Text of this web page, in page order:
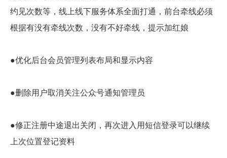
约见次数等，线上线下服务体系全面打通，前台牵线必须
根据有没有牵线次数，没有不好牵线，提示加红娘
●优化后台会员管理列表布局和显示内容
●删除用户取消关注公众号通知管理员
●修正注册中途退出关闭，再次进入用短信登录可以继续
上次位置登记资料